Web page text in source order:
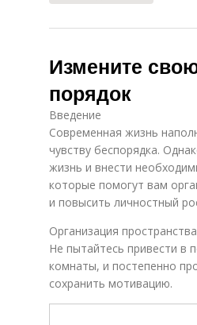
Измените
порядок
Введение
Современная жизнь
чувству беспорядка.
жизнь и внести
которые помогут вам
и повысить личностный
Организация
Не пытайтесь привести в
комнаты, и постепенно
сохранить мотивацию.